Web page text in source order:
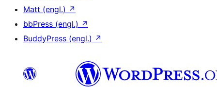
Matt (engl.) ↗
bbPress (engl.) ↗
BuddyPress (engl.) ↗